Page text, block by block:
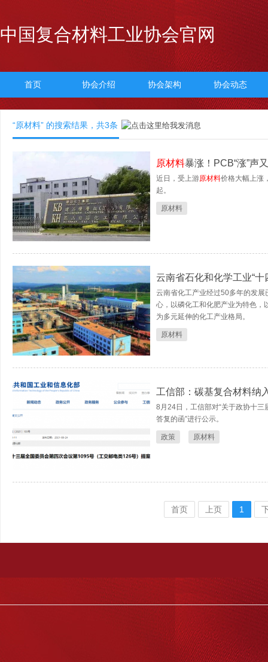
中国复合材料工业协会官网
首页 协会介绍 协会架构 协会动态
“原材料” 的搜索结果，共3条
原材料暴涨！PCB“涨”声
近日，受上游原材料价格大幅上涨
起。
原材料
云南省石化和化学工业“
云南省化工产业经过50多年的发
心，以磷化工和化肥产业为特色，
为多元延伸的化工产业格局。
原材料
工信部：碳基复合材料纳
8月24日，工信部对“关于政协十
答复的函”进行公示。
政策 原材料
首页 上页 1